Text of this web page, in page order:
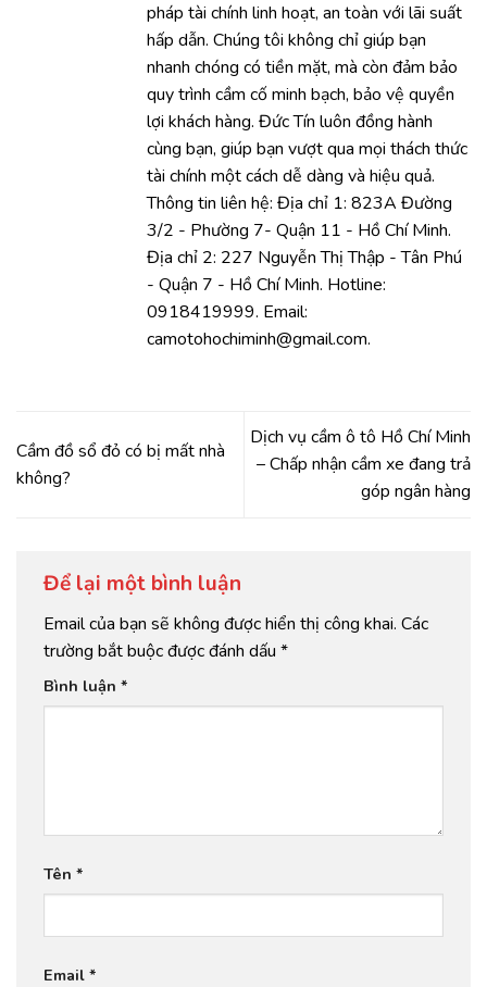
pháp tài chính linh hoạt, an toàn với lãi suất
hấp dẫn. Chúng tôi không chỉ giúp bạn
nhanh chóng có tiền mặt, mà còn đảm bảo
quy trình cầm cố minh bạch, bảo vệ quyền
lợi khách hàng. Đức Tín luôn đồng hành
cùng bạn, giúp bạn vượt qua mọi thách thức
tài chính một cách dễ dàng và hiệu quả.
Thông tin liên hệ: Địa chỉ 1: 823A Đường
3/2 - Phường 7- Quận 11 - Hồ Chí Minh.
Địa chỉ 2: 227 Nguyễn Thị Thập - Tân Phú
- Quận 7 - Hồ Chí Minh. Hotline:
0918419999. Email:
camotohochiminh@gmail.com.
Cầm đồ sổ đỏ có bị mất nhà
không?
Dịch vụ cầm ô tô Hồ Chí Minh
– Chấp nhận cầm xe đang trả
góp ngân hàng
Để lại một bình luận
Email của bạn sẽ không được hiển thị công khai. Các
trường bắt buộc được đánh dấu *
Bình luận *
Tên *
Email *